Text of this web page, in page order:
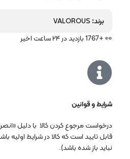
برند:
👀 +1767 بازدید در ۲۴ ساعت اخیر
شرایط و قوانین
درخواست مرجوع کردن کالا با دلیل
قابل تایید است که کالا در شرایط اولیه
نباید باز شده باشد).